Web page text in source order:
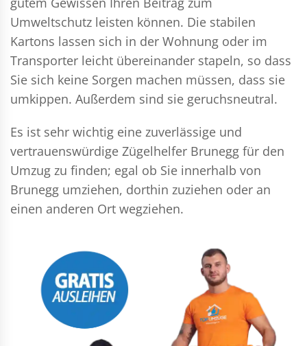
Umweltschutz leisten können. Die stabilen
Kartons lassen sich in der Wohnung oder im
Transporter leicht übereinander stapeln, so dass
Sie sich keine Sorgen machen müssen, dass sie
umkippen. Außerdem sind sie geruchsneutral.
Es ist sehr wichtig eine zuverlässige und
vertrauenswürdige Zügelhelfer Brunegg für den
Umzug zu finden; egal ob Sie innerhalb von
Brunegg umziehen, dorthin zuziehen oder an
einen anderen Ort wegziehen.